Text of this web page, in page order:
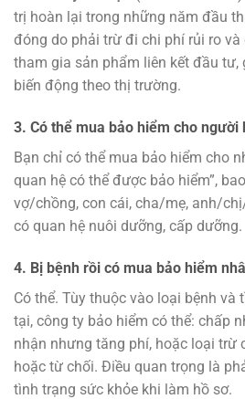
trị hoàn lại trong những năm đầu
đóng do phải trừ đi chi phí rủi ro và
tham gia sản phẩm liên kết đầu tư,
biến động theo thị trường.
3. Có thể mua bảo hiểm cho người
Bạn chỉ có thể mua bảo hiểm cho
quan hệ có thể được bảo hiểm”,
vợ/chồng, con cái, cha/mẹ, anh/
có quan hệ nuôi dưỡng, cấp dưỡng.
4. Bị bệnh rồi có mua bảo hiểm
Có thể. Tùy thuộc vào loại bệnh và
tại, công ty bảo hiểm có thể: chấp
nhận nhưng tăng phí, hoặc loại trừ
hoặc từ chối. Điều quan trọng là
tình trạng sức khỏe khi làm hồ sơ.